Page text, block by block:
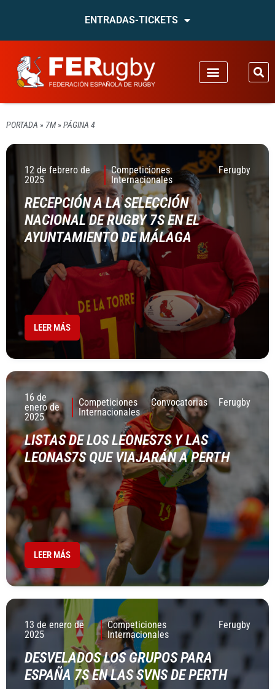
ENTRADAS-TICKETS
PORTADA » 7M» PÁGINA 4
12 de febrero de
2025
Competiciones
Internacionales
Ferugby
RECEPCIÓN A LA SELECCIÓN
NACIONAL DE RUGBY 7S EN EL
AYUNTAMIENTO DE MÁLAGA
LEER MÁS
16 de
enero de
2025
Competiciones
Internacionales
Convocatorias Ferugby
LISTAS DE LOS LEONES7S Y LAS
LEONAS7S QUE VIAJARÁN A PERTH
LEER MÁS
13 de enero de
2025
Competiciones
Internacionales
Ferugby
DESVELADOS LOS GRUPOS PARA
ESPAÑA 7S EN LAS SVNS DE PERTH